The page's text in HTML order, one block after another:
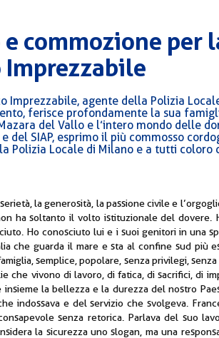
commozione per
Imprezzabile
Imprezzabile, agente della Polizia
ferisce profondamente la sua
del Vallo e l’intero mondo delle
del SIAP, esprimo il più commosso
Polizia Locale di Milano e a tutti coloro
la generosità, la passione civile e
ha soltanto il volto istituzionale del dovere.
Ho conosciuto lui e i suoi genitori in una
che guarda il mare e sta al confine sud più
semplice, popolare, senza privilegi,
che vivono di lavoro, di fatica, di sacrifici, di
insieme la bellezza e la durezza del nostro
indossava e del servizio che svolgeva.
senza retorica. Parlava del suo
la sicurezza uno slogan, ma una